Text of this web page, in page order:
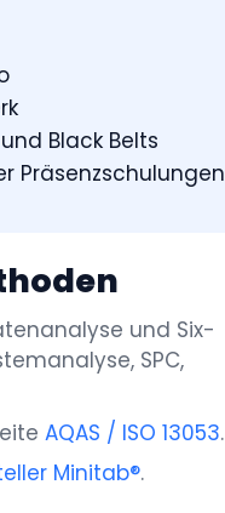
Black Belts
Präsenzschulungen
und Six-
SPC,
AQAS / ISO 13053.
Minitab®.